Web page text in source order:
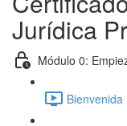
Jurídica
Módulo 0:
Bienvenida